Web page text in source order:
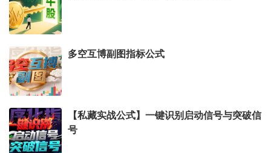
多空互博副图指标公式
【私藏实战公式】一键识别启动信号与突破信
号